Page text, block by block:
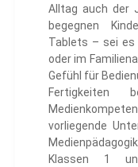
Alltag auch der
begegnen
Tablets – sei es
oder im
Gefühl für
Fertigkeiten
vorliegende
Klassen 1